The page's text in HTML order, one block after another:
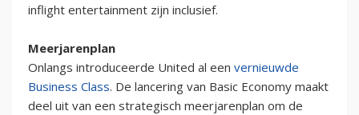
inflight entertainment zijn inclusief.
Meerjarenplan
Onlangs introduceerde United al een vernieuwde
Business Class. De lancering van Basic Economy maakt
deel uit van een strategisch meerjarenplan om de